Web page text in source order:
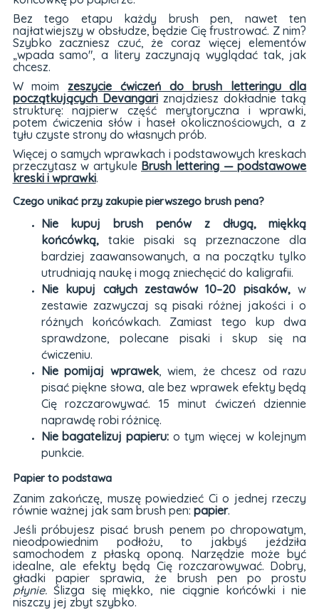
Bez tego etapu każdy brush pen, nawet ten
najłatwiejszy w obsłudze, będzie Cię frustrować. Z nim?
Szybko zaczniesz czuć, że coraz więcej elementów
„wpada samo", a litery zaczynają wyglądać tak, jak
chcesz.
W moimzeszycie ćwiczeń do brush letteringu dla
początkujących Devangariznajdziesz dokładnie taką
strukturę: najpierw część merytoryczna i wprawki,
potem ćwiczenia słów i haseł okolicznościowych, a z
tyłu czyste strony do własnych prób.
Więcej o samych wprawkach i podstawowych kreskach
przeczytasz w artykule Brush lettering — podstawowe
kreski i wprawki.
Czego unikać przy zakupie pierwszego brush pena?
Nie kupuj brush penów z długą, miękką
końcówką, takie pisaki są przeznaczone dla
bardziej zaawansowanych, a na początku tylko
utrudniają naukę i mogą zniechęcić do kaligrafii.
Nie kupuj całych zestawów 10–20 pisaków,w
zestawie zazwyczaj są pisaki różnej jakości i o
różnych końcówkach. Zamiast tego kup dwa
sprawdzone, polecane pisaki i skup się na
ćwiczeniu.
Nie pomijaj wprawek, wiem, że chcesz od razu
pisać piękne słowa, ale bez wprawek efekty będą
Cię rozczarowywać. 15 minut ćwiczeń dziennie
naprawdę robi różnicę.
Nie bagatelizuj papieru: o tym więcej w kolejnym
punkcie.
Papier to podstawa
Zanim zakończę, muszę powiedzieć Ci o jednej rzeczy
równie ważnej jak sam brush pen: papier.
Jeśli próbujesz pisać brush penem po chropowatym,
nieodpowiednim podłożu, to jakbyś jeździła
samochodem z płaską oponą. Narzędzie może być
idealne, ale efekty będą Cię rozczarowywać. Dobry,
gładki papier sprawia, że brush pen po prostu
płynie.Ślizga się miękko, nie ciągnie końcówki i nie
niszczy jej zbyt szybko.